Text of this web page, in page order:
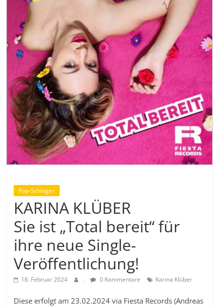
Pop-Schlager
KARINA KLÜBER
Sie ist „Total bereit“ für
ihre neue Single-
Veröffentlichung!
18. Februar 2024 . 0 Kommentare Karina Klüber
Diese erfolgt am 23.02.2024 via Fiesta Records (Andreas